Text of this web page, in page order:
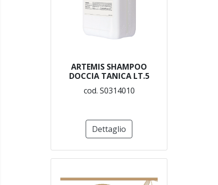
ARTEMIS SHAMPOO
DOCCIA TANICA LT.5
cod. S0314010
Dettaglio